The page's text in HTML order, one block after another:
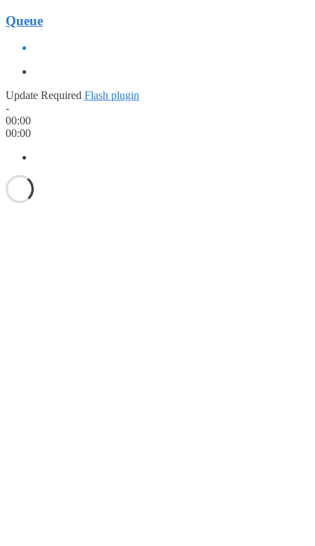
Queue
Update Required Flash plugin
-
00:00
00:00